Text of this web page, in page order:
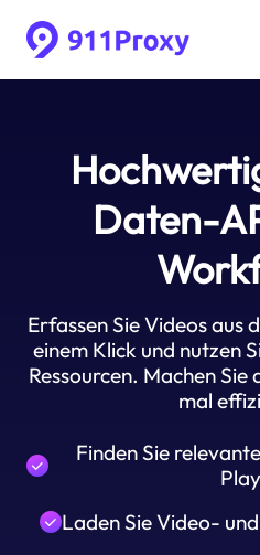
Daten-
Erfassen Sie Videos aus
einem Klick und nutzen
Ressourcen. Machen
mal
Finden Sie
Laden Sie Video-